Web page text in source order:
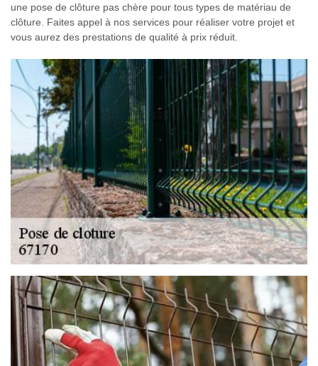
une pose de clôture pas chère pour tous types de matériau de
clôture. Faites appel à nos services pour réaliser votre projet et
vous aurez des prestations de qualité à prix réduit.